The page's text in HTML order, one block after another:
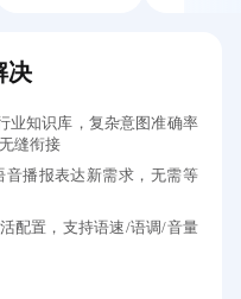
决
业知识库，复杂意图准确率
缝衔接
播报表达新需求，无需等
配置，支持语速/语调/音量